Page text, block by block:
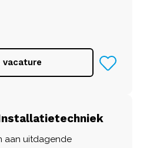
vacature
aan uitdagende